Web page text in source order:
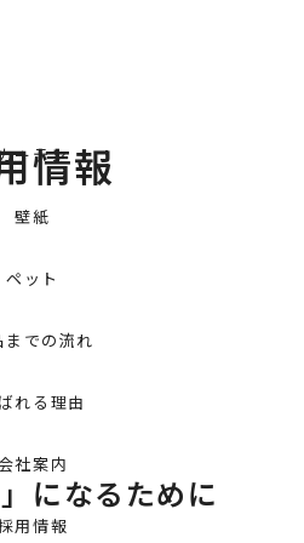
ーテン
壁紙
ペット
までの流れ
れる理由
社案内
用情報
情報
になるために